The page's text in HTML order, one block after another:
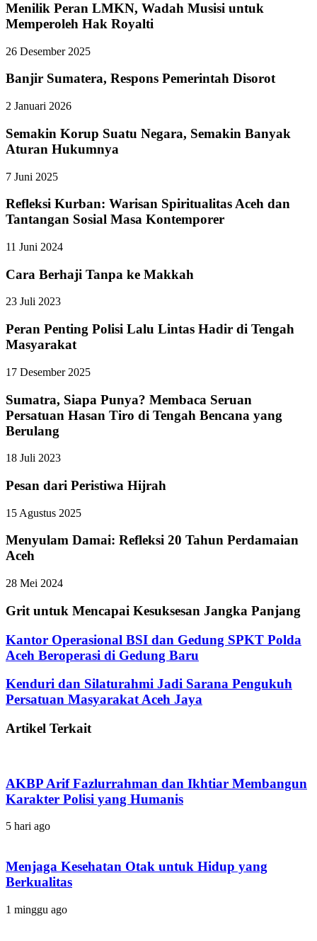
Menilik Peran LMKN, Wadah Musisi untuk
Memperoleh Hak Royalti
26 Desember 2025
Banjir Sumatera, Respons Pemerintah Disorot
2 Januari 2026
Semakin Korup Suatu Negara, Semakin Banyak
Aturan Hukumnya
7 Juni 2025
Refleksi Kurban: Warisan Spiritualitas Aceh dan
Tantangan Sosial Masa Kontemporer
11 Juni 2024
Cara Berhaji Tanpa ke Makkah
23 Juli 2023
Peran Penting Polisi Lalu Lintas Hadir di Tengah
Masyarakat
17 Desember 2025
Sumatra, Siapa Punya? Membaca Seruan
Persatuan Hasan Tiro di Tengah Bencana yang
Berulang
18 Juli 2023
Pesan dari Peristiwa Hijrah
15 Agustus 2025
Menyulam Damai: Refleksi 20 Tahun Perdamaian
Aceh
28 Mei 2024
Grit untuk Mencapai Kesuksesan Jangka Panjang
Kantor Operasional BSI dan Gedung SPKT Polda
Aceh Beroperasi di Gedung Baru
Kenduri dan Silaturahmi Jadi Sarana Pengukuh
Persatuan Masyarakat Aceh Jaya
Artikel Terkait
AKBP Arif Fazlurrahman dan Ikhtiar Membangun
Karakter Polisi yang Humanis
5 hari ago
Menjaga Kesehatan Otak untuk Hidup yang
Berkualitas
1 minggu ago